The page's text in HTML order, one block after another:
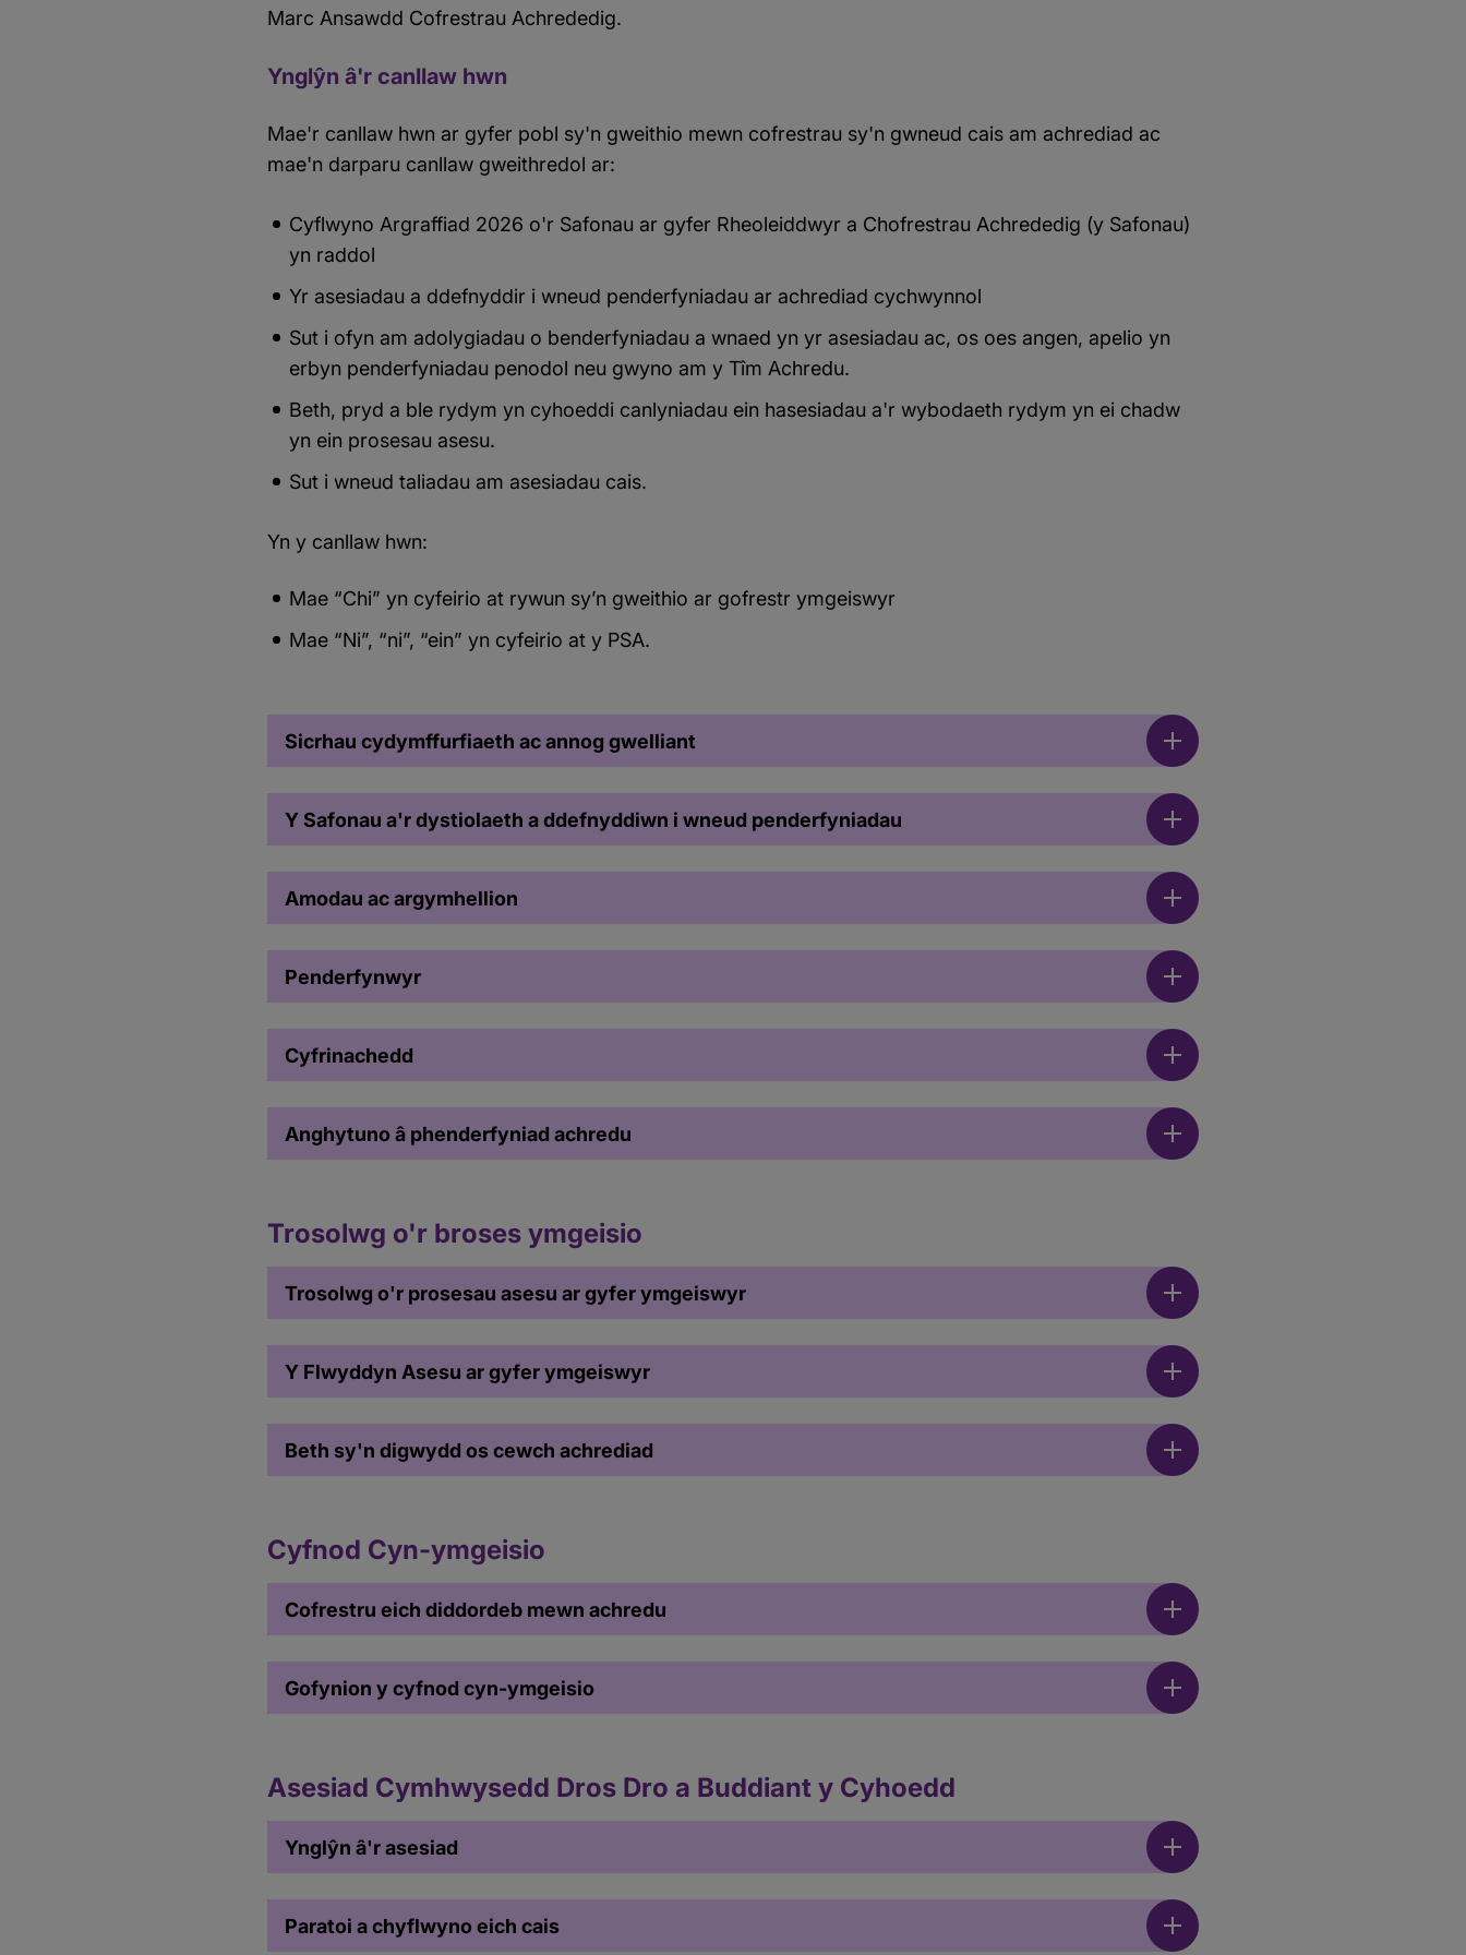
Marc Ansawdd Cofrestrau Achrededig.
Ynglŷn â'r canllaw hwn
Mae'r canllaw hwn ar gyfer pobl sy'n gweithio mewn cofrestrau sy'n gwneud cais am achrediad ac
mae'n darparu canllaw gweithredol ar:
Cyflwyno Argraffiad 2026 o'r Safonau ar gyfer Rheoleiddwyr a Chofrestrau Achrededig (y Safonau)
yn raddol
Yr asesiadau a ddefnyddir i wneud penderfyniadau ar achrediad cychwynnol
Sut i ofyn am adolygiadau o benderfyniadau a wnaed yn yr asesiadau ac, os oes angen, apelio yn
erbyn penderfyniadau penodol neu gwyno am y Tîm Achredu.
Beth, pryd a ble rydym yn cyhoeddi canlyniadau ein hasesiadau a'r wybodaeth rydym yn ei chadw
yn ein prosesau asesu.
Sut i wneud taliadau am asesiadau cais.
Yn y canllaw hwn:
Mae “Chi” yn cyfeirio at rywun sy’n gweithio ar gofrestr ymgeiswyr
Mae “Ni”, “ni”, “ein” yn cyfeirio at y PSA.
Sicrhau cydymffurfiaeth ac annog gwelliant
Y Safonau a'r dystiolaeth a ddefnyddiwn i wneud penderfyniadau
Amodau ac argymhellion
Penderfynwyr
Cyfrinachedd
Anghytuno â phenderfyniad achredu
Trosolwg o'r broses ymgeisio
Trosolwg o'r prosesau asesu ar gyfer ymgeiswyr
Y Flwyddyn Asesu ar gyfer ymgeiswyr
Beth sy'n digwydd os cewch achrediad
Cyfnod Cyn-ymgeisio
Cofrestru eich diddordeb mewn achredu
Gofynion y cyfnod cyn-ymgeisio
Asesiad Cymhwysedd Dros Dro a Buddiant y Cyhoedd
Ynglŷn â'r asesiad
Paratoi a chyflwyno eich cais